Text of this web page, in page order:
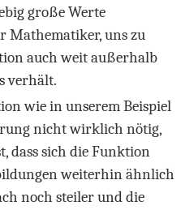
große Werte
Mathematiker, uns zu
auch weit außerhalb
verhält.
wie in unserem Beispiel
nicht wirklich nötig,
dass sich die Funktion
weiterhin ähnlich
noch steiler und die